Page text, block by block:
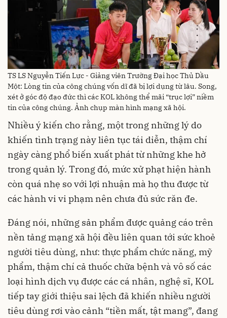
TS LS Nguyễn Tiến Lực - Giảng viên Trường Đại học Thủ Dầu
Một: Lòng tin của công chúng vốn dĩ đã bị lợi dụng từ lâu. Song,
xét ở góc độ đạo đức thì các KOL không thể mãi “trục lợi” niềm
tin của công chúng. Ảnh chụp màn hình mạng xã hội.
Nhiều ý kiến cho rằng, một trong những lý do
khiến tình trạng này liên tục tái diễn, thậm chí
ngày càng phổ biến xuất phát từ những khe hở
trong quản lý. Trong đó, mức xử phạt hiện hành
còn quá nhẹ so với lợi nhuận mà họ thu được từ
các hành vi vi phạm nên chưa đủ sức răn đe.
Đáng nói, những sản phẩm được quảng cáo trên
nền tảng mạng xã hội đều liên quan tới sức khoẻ
người tiêu dùng, như: thực phẩm chức năng, mỹ
phẩm, thậm chí cả thuốc chữa bệnh và vô số các
loại hình dịch vụ được các cá nhân, nghệ sĩ, KOL
tiếp tay giới thiệu sai lệch đã khiến nhiều người
tiêu dùng rơi vào cảnh “tiền mất, tật mang”, đang